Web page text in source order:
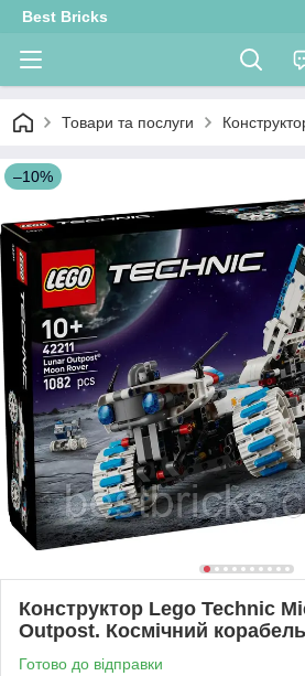
Best Bricks
Товари та послуги
–10%
Конструктор Lego Technic
Outpost. Космічний
Готово до відправки